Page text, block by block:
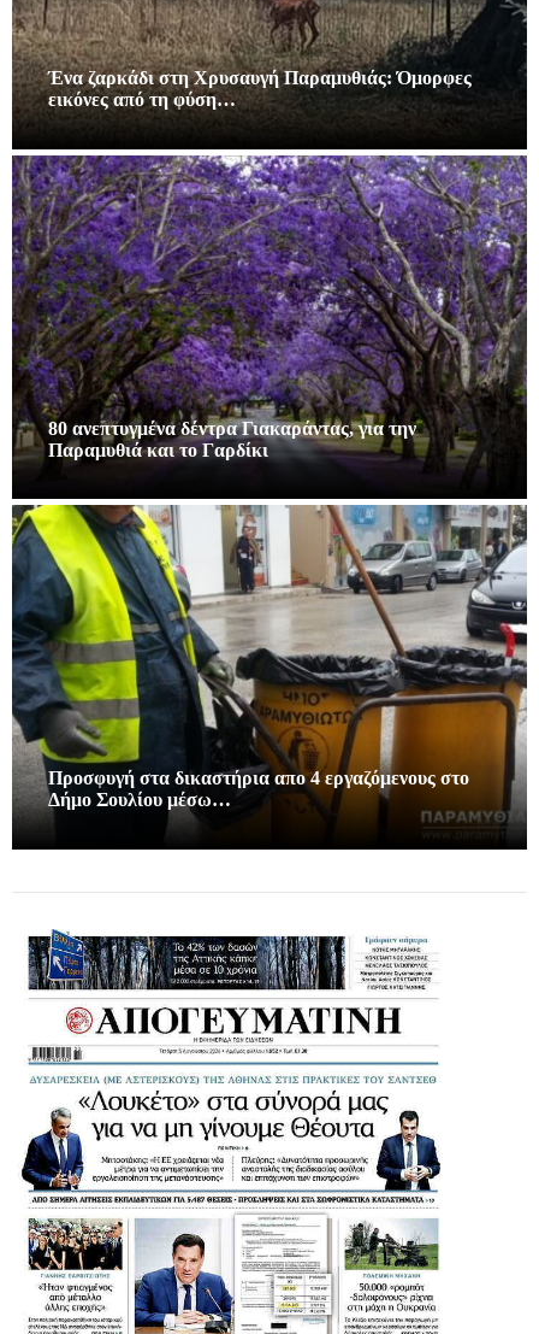
Ένα ζαρκάδι στη Χρυσαυγή Παραμυθιάς: Όμορφες
εικόνες από τη φύση…
80 ανεπτυγμένα δέντρα Γιακαράντας, για την
Παραμυθιά και το Γαρδίκι
Προσφυγή στα δικαστήρια απο 4 εργαζόμενους στο
Δήμο Σουλίου μέσω…